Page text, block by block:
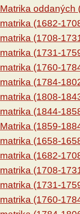
Matrika oddaných
matrika (1682-
matrika (1708-
matrika (1731-
matrika (1760-
matrika (1784-
matrika (1808-
matrika (1844-
Matrika (1859-
matrika (1658-
matrika (1682-
matrika (1708-
matrika (1731-
matrika (1760-